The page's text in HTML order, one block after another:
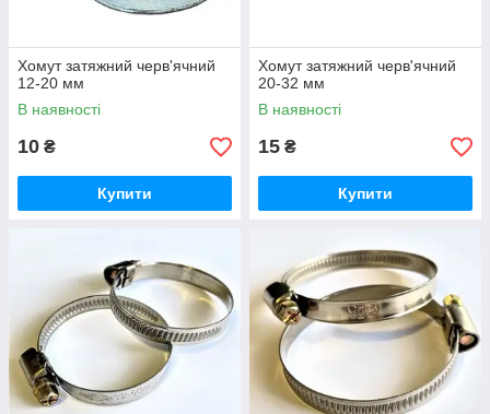
Хомут затяжний черв'ячний
12-20 мм
В наявності
10 ₴
Купити
Хомут затяжний черв'ячний
20-32 мм
В наявності
15 ₴
Купити